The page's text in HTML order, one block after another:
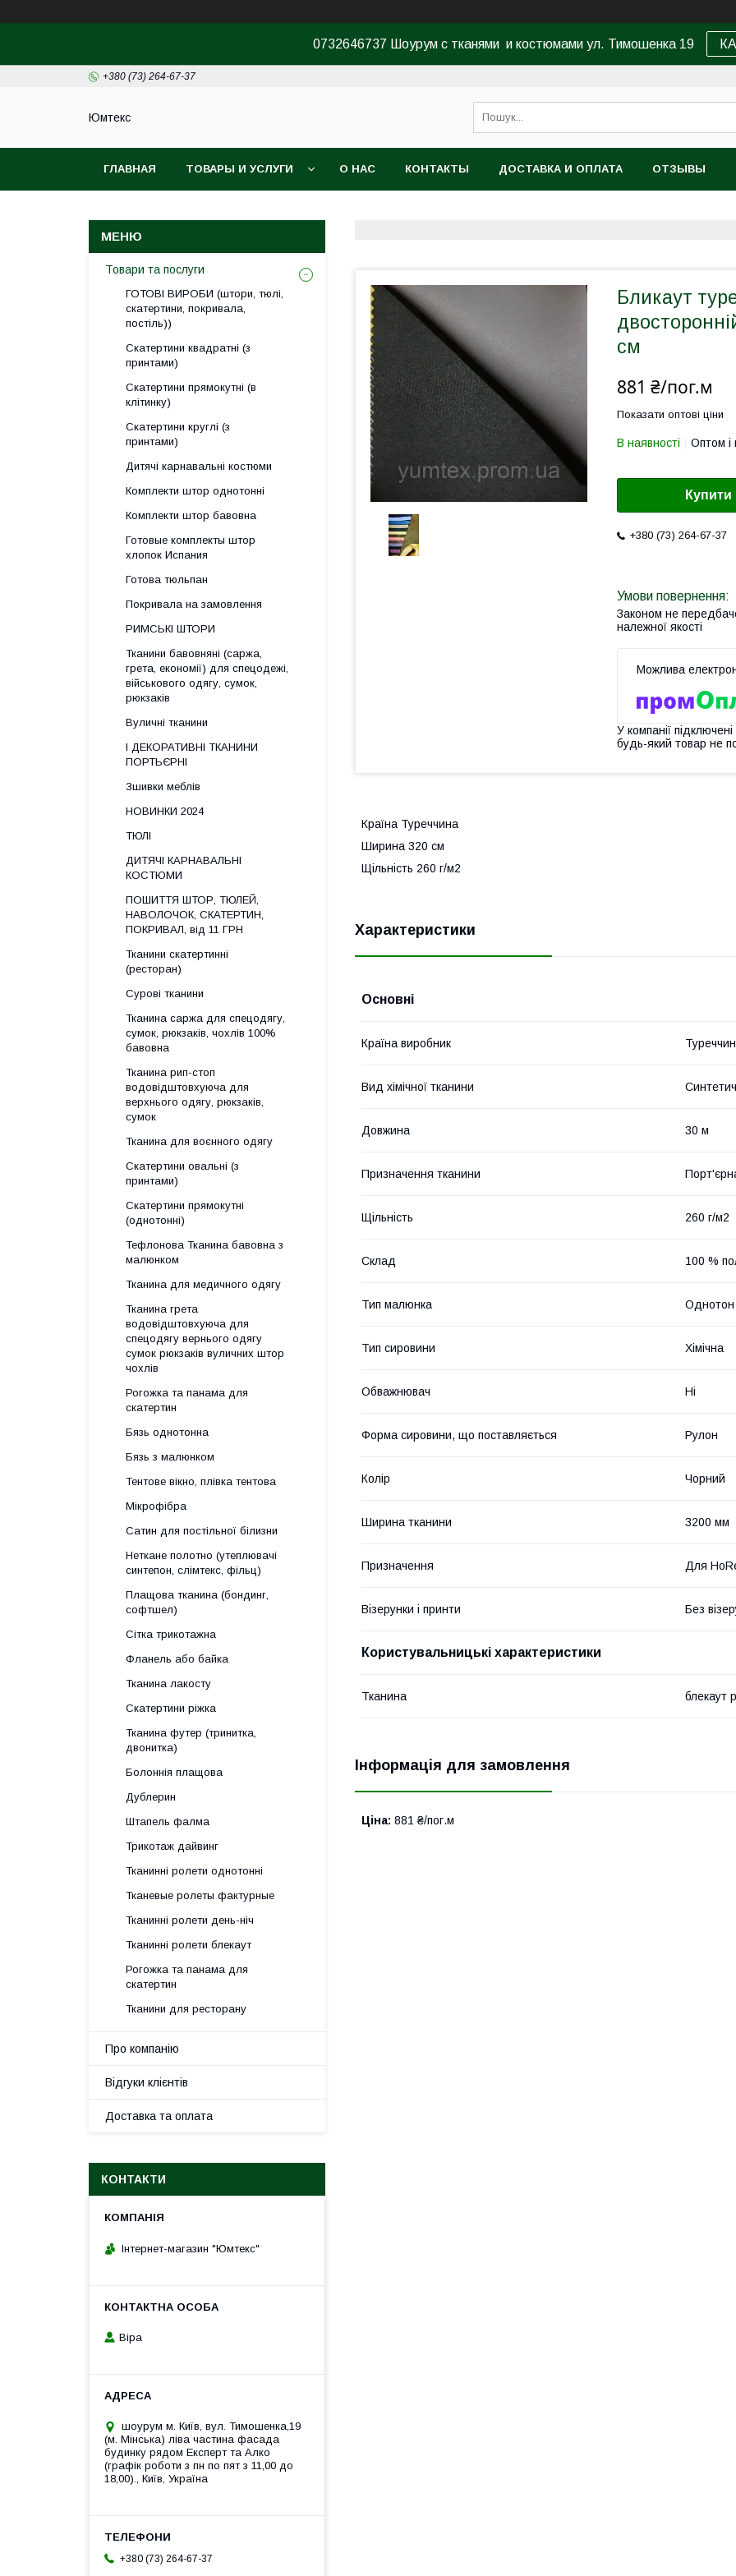
0732646737 Шоурум с тканями и костюмами ул. Тимошенка 19
+380 (73) 264-67-37
Юмтекс
ГЛАВНАЯ ТОВАРЫ И УСЛУГИ О НАС КОНТАКТЫ ДОСТАВКА И ОПЛАТА ОТЗЫВЫ
Бликаут
см
881 ₴/пог.м
Показати оптові ціни
В наявності Оптом і
Купити
+380 (73) 264-67-37
Законом не
належної якості
У компанії
будь-який товар не
Країна Туреччина
Ширина 320 см
Щільність 260 г/м2
Характеристики
Основні
Країна виробник
Вид хімічної тканини
Довжина 30 м
Призначення тканини
Щільність 260 г/м2
Склад 100 %
Тип малюнка Однотон
Тип сировини Хімічна
Обважнювач Ні
Форма сировини, що поставляється Рулон
Колір Чорний
Ширина тканини 3200 мм
Призначення Для
Візерунки і принти Без
Користувальницькі характеристики
Тканина блекаут
Інформація для замовлення
Ціна: 881 ₴/пог.м
Товари та послуги
ГОТОВІ ВИРОБИ (штори, тюлі,
скатертини, покривала,
постіль))
Скатертини квадратні (з
принтами)
Скатертини прямокутні (в
клітинку)
Скатертини круглі (з
принтами)
Дитячі карнавальні костюми
Комплекти штор однотонні
Комплекти штор бавовна
Готовые комплекты штор
хлопок Испания
Готова тюльпан
Покривала на замовлення
РИМСЬКІ ШТОРИ
Тканини бавовняні (саржа,
грета, економії) для спецодежі,
військового одягу, сумок,
рюкзаків
Вуличні тканини
І ДЕКОРАТИВНІ ТКАНИНИ
ПОРТЬЄРНІ
Зшивки меблів
НОВИНКИ 2024
ТЮЛІ
ДИТЯЧІ КАРНАВАЛЬНІ
КОСТЮМИ
ПОШИТТЯ ШТОР, ТЮЛЕЙ,
НАВОЛОЧОК, СКАТЕРТИН,
ПОКРИВАЛ, від 11 ГРН
Тканини скатертинні
(ресторан)
Сурові тканини
Тканина саржа для спецодягу,
сумок, рюкзаків, чохлів 100%
бавовна
Тканина рип-стоп
водовідштовхуюча для
верхнього одягу, рюкзаків,
сумок
Тканина для воєнного одягу
Скатертини овальні (з
принтами)
Скатертини прямокутні
(однотонні)
Тефлонова Тканина бавовна з
малюнком
Тканина для медичного одягу
Тканина грета
водовідштовхуюча для
спецодягу вернього одягу
сумок рюкзаків вуличних штор
чохлів
Рогожка та панама для
скатертин
Бязь однотонна
Бязь з малюнком
Тентове вікно, плівка тентова
Мікрофібра
Сатин для постільної білизни
Неткане полотно (утеплювачі
синтепон, слімтекс, фільц)
Плащова тканина (бондинг,
софтшел)
Сітка трикотажна
Фланель або байка
Тканина лакосту
Скатертини ріжка
Тканина футер (тринитка,
двонитка)
Болоннія плащова
Дублерин
Штапель фалма
Трикотаж дайвинг
Тканинні ролети однотонні
Тканевые ролеты фактурные
Тканинні ролети день-ніч
Тканинні ролети блекаут
Рогожка та панама для
скатертин
Тканини для ресторану
Про компанію
Відгуки клієнтів
Доставка та оплата
КОНТАКТИ
Інтернет-магазин "Юмтекс"
Віра
шоурум м. Київ, вул. Тимошенка,19
(м. Мінська) ліва частина фасада
будинку рядом Експерт та Алко
(графік роботи з пн по пят з 11,00 до
18,00)., Київ, Україна
+380 (73) 264-67-37